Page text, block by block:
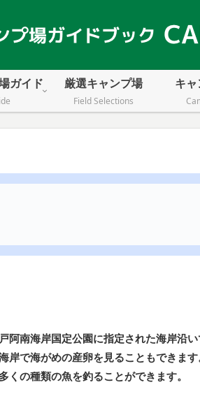
ガイド
厳選キャンプ場
Field Selections
キャ
阿南海岸国定公園に指定された海岸沿い
岸で海がめの産卵を見ることもできます
くの種類の魚を釣ることができます。